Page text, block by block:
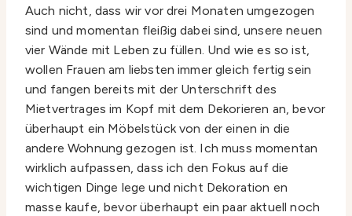
Auch nicht, dass wir vor drei Monaten umgezogen
sind und momentan fleißig dabei sind, unsere neuen
vier Wände mit Leben zu füllen. Und wie es so ist,
wollen Frauen am liebsten immer gleich fertig sein
und fangen bereits mit der Unterschrift des
Mietvertrages im Kopf mit dem Dekorieren an, bevor
überhaupt ein Möbelstück von der einen in die
andere Wohnung gezogen ist. Ich muss momentan
wirklich aufpassen, dass ich den Fokus auf die
wichtigen Dinge lege und nicht Dekoration en
masse kaufe, bevor überhaupt ein paar aktuell noch